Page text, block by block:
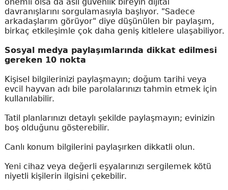
önemli olsa da asıl güvenlik bireyin dijital
davranışlarını sorgulamasıyla başlıyor. "Sadece
arkadaşlarım görüyor" diye düşünülen bir paylaşım,
birkaç etkileşimle çok daha geniş kitlelere ulaşabiliyor.
Sosyal medya paylaşımlarında dikkat edilmesi
gereken 10 nokta
Kişisel bilgilerinizi paylaşmayın; doğum tarihi veya
evcil hayvan adı bile parolalarınızı tahmin etmek için
kullanılabilir.
Tatil planlarınızı detaylı şekilde paylaşmayın; evinizin
boş olduğunu gösterebilir.
Canlı konum bilgilerini paylaşırken dikkatli olun.
Yeni cihaz veya değerli eşyalarınızı sergilemek kötü
niyetli kişilerin ilgisini çekebilir.